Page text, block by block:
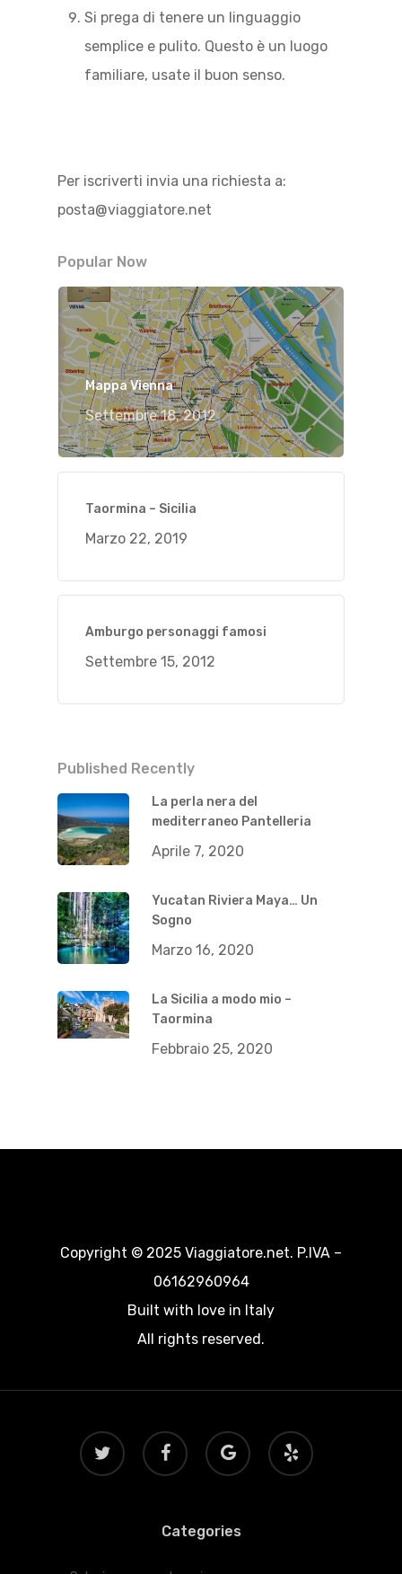
Si prega di tenere un linguaggio
semplice e pulito. Questo è un luogo
familiare, usate il buon senso.
Per iscriverti invia una richiesta a:
posta@viaggiatore.net
Popular Now
Mappa Vienna
Settembre 18, 2012
Taormina – Sicilia
Marzo 22, 2019
Amburgo personaggi famosi
Settembre 15, 2012
Published Recently
La perla nera del
mediterraneo Pantelleria
Aprile 7, 2020
Yucatan Riviera Maya… Un
Sogno
Marzo 16, 2020
La Sicilia a modo mio –
Taormina
Febbraio 25, 2020
Copyright © 2025 Viaggiatore.net. P.IVA –
06162960964
Built with love in Italy
All rights reserved.
twitter facebook
google-
plus
yelp
Categories
Categories